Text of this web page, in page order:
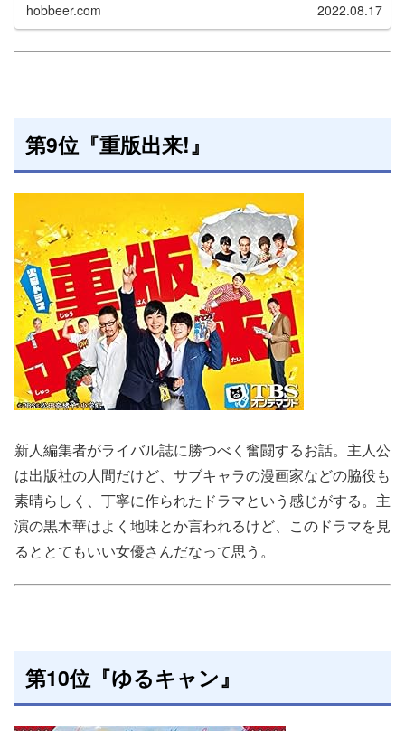
hobbeer.com 2022.08.17
第9位『重版出来!』
新人編集者がライバル誌に勝つべく奮闘するお話。主人公
は出版社の人間だけど、サブキャラの漫画家などの脇役も
素晴らしく、丁寧に作られたドラマという感じがする。主
演の黒木華はよく地味とか言われるけど、このドラマを見
るととてもいい女優さんだなって思う。
第10位『ゆるキャン』